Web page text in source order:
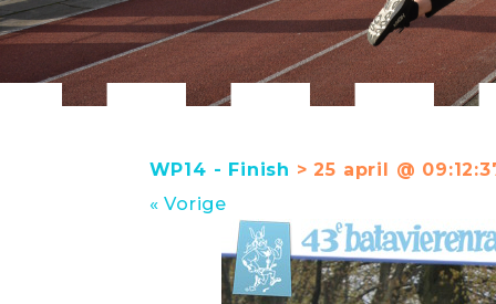
WP14 - Finish > 25 april @
« Vorige